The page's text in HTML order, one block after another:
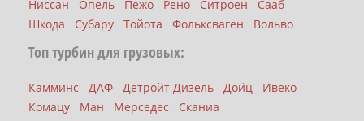
Ниссан
Опель Пежо Рено Ситроен
Сааб
Шкода
Субару Тойота Фольксваген Вольво
Топ турбин для грузовых:
Камминс ДАФ Детройт Дизель Дойц
Ивеко
Комацу
Ман Мерседес Сканиа